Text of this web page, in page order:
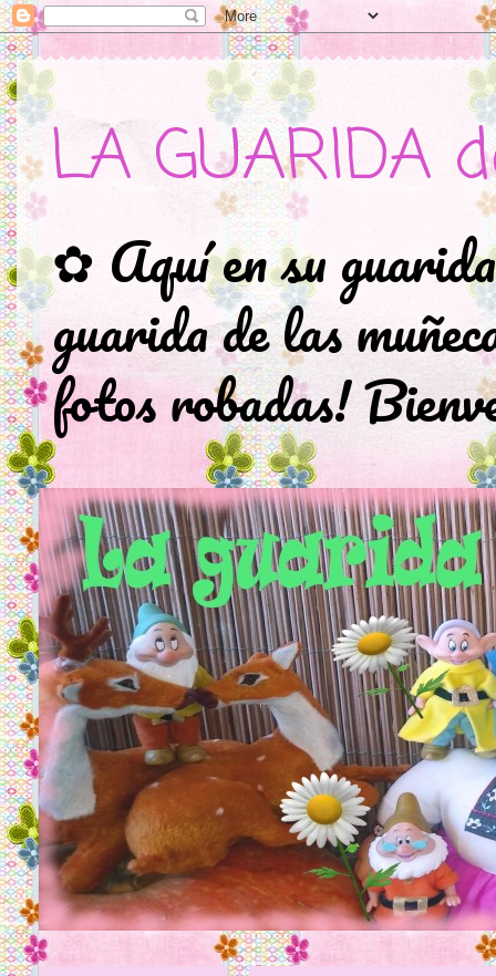
LA GUARIDA
✿ Aquí en su
guarida de las
fotos robadas!